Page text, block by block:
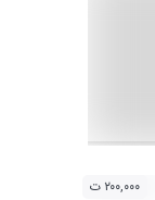
۲۰۰,۰۰۰ ت